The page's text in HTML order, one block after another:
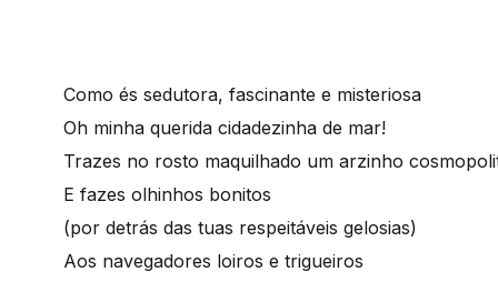
Como és sedutora, fascinante e misteriosa
Oh minha querida cidadezinha de mar!
Trazes no rosto maquilhado um arzinho
E fazes olhinhos bonitos
(por detrás das tuas respeitáveis gelosias)
Aos navegadores loiros e trigueiros